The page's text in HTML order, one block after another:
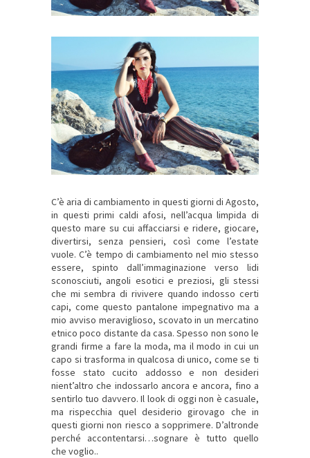
C’è aria di cambiamento in questi giorni di Agosto,
in questi primi caldi afosi, nell’acqua limpida di
questo mare su cui affacciarsi e ridere, giocare,
divertirsi, senza pensieri, così come l’estate
vuole. C’è tempo di cambiamento nel mio stesso
essere, spinto dall’immaginazione verso lidi
sconosciuti, angoli esotici e preziosi, gli stessi
che mi sembra di rivivere quando indosso certi
capi, come questo pantalone impegnativo ma a
mio avviso meraviglioso, scovato in un mercatino
etnico poco distante da casa. Spesso non sono le
grandi firme a fare la moda, ma il modo in cui un
capo si trasforma in qualcosa di unico, come se ti
fosse stato cucito addosso e non desideri
nient’altro che indossarlo ancora e ancora, fino a
sentirlo tuo davvero. Il look di oggi non è casuale,
ma rispecchia quel desiderio girovago che in
questi giorni non riesco a sopprimere. D’altronde
perché accontentarsi…sognare è tutto quello
che voglio..